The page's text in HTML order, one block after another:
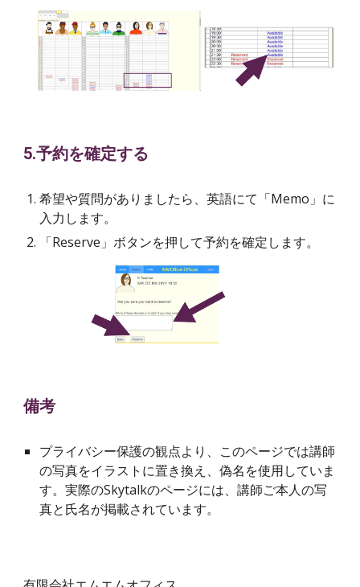
5.予約を確定する
希望や質問がありましたら、英語にて「Memo」に
入力します。
「Reserve」ボタンを押して予約を確定します。
備考
プライバシー保護の観点より、このページでは講師
の写真をイラストに置き換え、偽名を使用していま
す。実際のSkytalkのページには、講師ご本人の写
真と氏名が掲載されています。